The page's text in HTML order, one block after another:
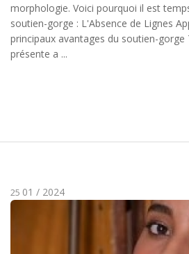
morphologie. Voici pourquoi il est
soutien-gorge : L'Absence de Lignes
principaux avantages du soutien-gorge
présente a ...
25 01 / 2024